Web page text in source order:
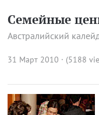
Семейные
Австралийский
31 Март 2010 · (5188